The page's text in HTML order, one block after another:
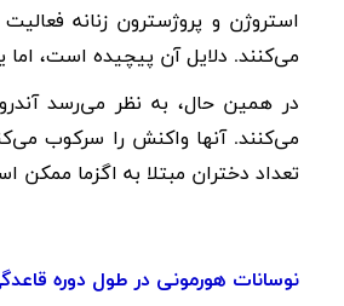
استروژن و پروژسترون زنانه
می‌کنند. دلایل آن پیچیده است، اما
در همین حال، به نظر می‌رسد
می‌کنند. آنها واکنش را سرکوب
تعداد دختران مبتلا به اگزما
نوسانات هورمونی در طول دوره